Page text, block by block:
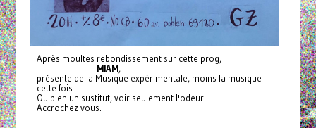
Après moultes rebondissement sur cette prog,
MIAM,
présente de la Musique expérimentale, moins la musique
cette fois.
Ou bien un sustitut, voir seulement l'odeur.
Accrochez vous.